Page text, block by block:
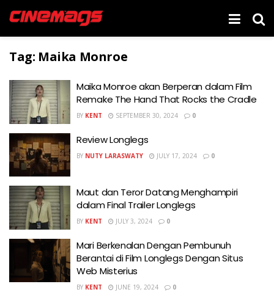
Tag: Maika Monroe
Maika Monroe akan Berperan dalam Film
Remake The Hand That Rocks the Cradle
BY KENT SEPTEMBER 30, 2024 0
Review Longlegs
BY NUTY LARASWATY JULY 17, 2024 0
Maut dan Teror Datang Menghampiri
dalam Final Trailer Longlegs
BY KENT JULY 3, 2024 0
Mari Berkenalan Dengan Pembunuh
Berantai di Film Longlegs Dengan Situs
Web Misterius
BY KENT JUNE 19, 2024 0